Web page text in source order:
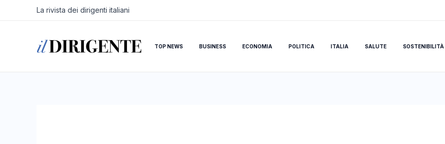
La rivista dei dirigenti italiani
TOP NEWS BUSINESS ECONOMIA POLITICA ITALIA SALUTE SOSTENIBILITÀ
Navigazione